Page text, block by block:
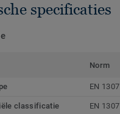
specificaties
Norm
EN 1307
classificatie EN 1307